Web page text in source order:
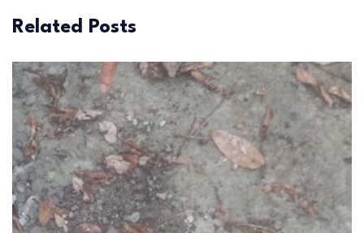
Related Posts